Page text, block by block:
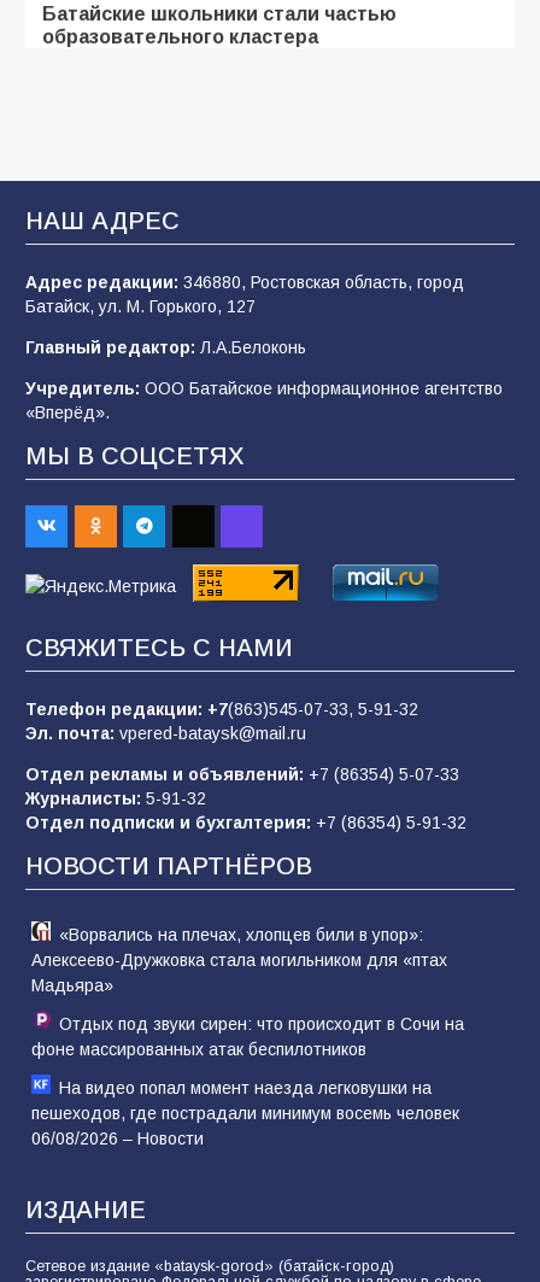
Батайские школьники стали частью
образовательного кластера
деле происходит в армии России в августе
2026 года
99 03.08.2026
«Пургу нести — не поля переходить»: почему
заявления о мобилизации — это
пропагандистский вброс
соревнований
«Слухами Москву не возьмёшь»: почему
заявления Киева о мобилизации — это
отчаяние, а не разведка
80 02.08.2026
НАШ АДРЕС
Адрес редакции: 346880, Ростовская область, город
Батайск, ул. М. Горького, 127
Главный редактор: Л.А.Белоконь
Учредитель: ООО Батайское информационное агентство
«Вперёд».
МЫ В СОЦСЕТЯХ
СВЯЖИТЕСЬ С НАМИ
Телефон редакции: +7(863)545-07-33, 5-91-32
Эл. почта: vpered-bataysk@mail.ru
Отдел рекламы и объявлений: +7 (86354) 5-07-33
Журналисты: 5-91-32
Отдел подписки и бухгалтерия: +7 (86354) 5-91-32
НОВОСТИ ПАРТНЁРОВ
«Ворвались на плечах, хлопцев били в упор»:
Алексеево-Дружковка стала могильником для «птах
Мадьяра»
Отдых под звуки сирен: что происходит в Сочи на
фоне массированных атак беспилотников
На видео попал момент наезда легковушки на
пешеходов, где пострадали минимум восемь человек
06/08/2026 – Новости
ИЗДАНИЕ
Сетевое издание «bataysk-gorod» (батайск-город)